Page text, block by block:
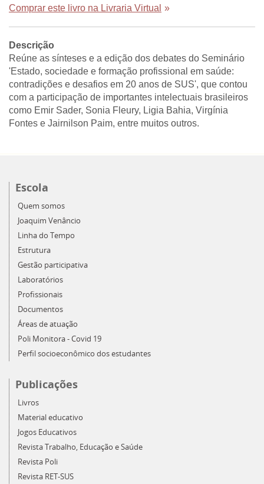
Comprar este livro na Livraria Virtual »
Descrição
Reúne as sínteses e a edição dos debates do Seminário
'Estado, sociedade e formação profissional em saúde:
contradições e desafios em 20 anos de SUS', que contou
com a participação de importantes intelectuais brasileiros
como Emir Sader, Sonia Fleury, Ligia Bahia, Virgínia
Fontes e Jairnilson Paim, entre muitos outros.
Escola
Quem somos
Joaquim Venâncio
Linha do Tempo
Estrutura
Gestão participativa
Laboratórios
Profissionais
Documentos
Áreas de atuação
Poli Monitora - Covid 19
Perfil socioeconômico dos estudantes
Publicações
Livros
Material educativo
Jogos Educativos
Revista Trabalho, Educação e Saúde
Revista Poli
Revista RET-SUS